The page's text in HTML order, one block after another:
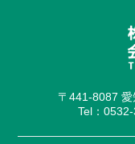
〒441-8087
Tel：